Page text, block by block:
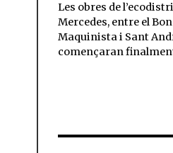
Les obres de
Mercedes, entre el
Maquinista i Sant
començaran